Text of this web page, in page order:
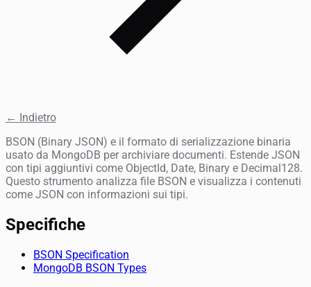
← Indietro
BSON (Binary JSON) e il formato di serializzazione binaria
usato da MongoDB per archiviare documenti. Estende JSON
con tipi aggiuntivi come ObjectId, Date, Binary e Decimal128.
Questo strumento analizza file BSON e visualizza i contenuti
come JSON con informazioni sui tipi.
Specifiche
BSON Specification
MongoDB BSON Types